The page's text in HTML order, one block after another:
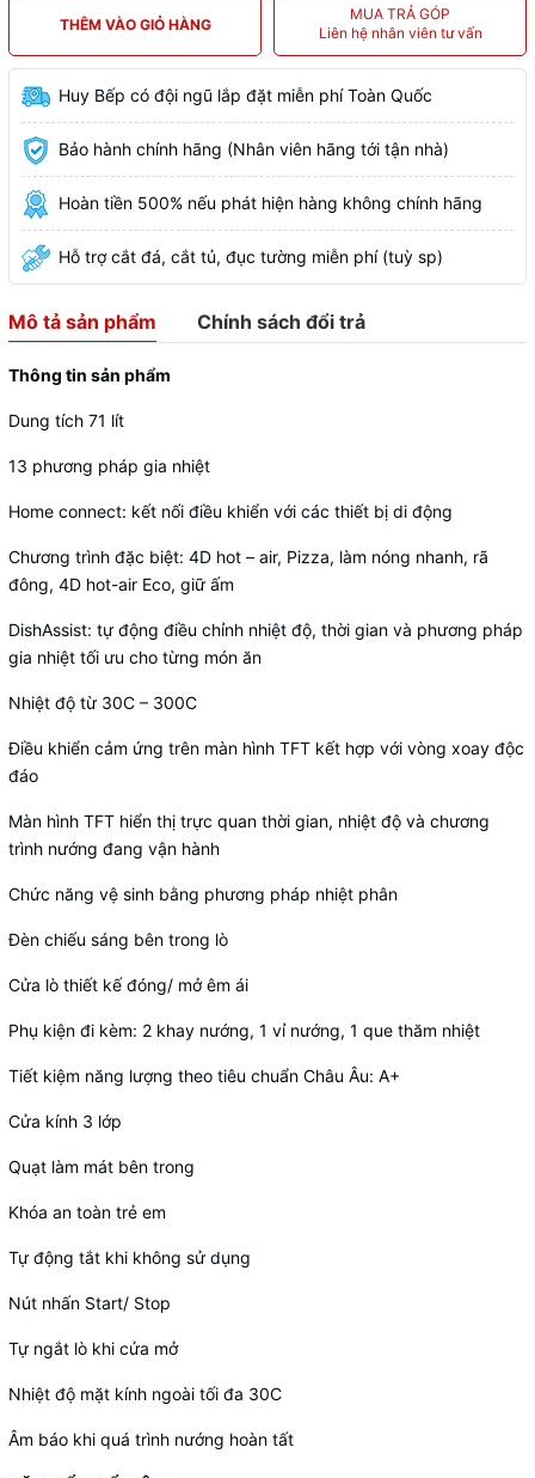
THÊM VÀO GIỎ HÀNG
MUA TRẢ GÓP
Liên hệ nhân viên tư vấn
Huy Bếp có đội ngũ lắp đặt miễn phí Toàn Quốc
Bảo hành chính hãng (Nhân viên hãng tới tận nhà)
Hoàn tiền 500% nếu phát hiện hàng không chính hãng
Hỗ trợ cắt đá, cắt tủ, đục tường miễn phí (tuỳ sp)
Mô tả sản phẩm Chính sách đổi trả
Thông tin sản phẩm
Dung tích 71 lít
13 phương pháp gia nhiệt
Home connect: kết nối điều khiển với các thiết bị di động
Chương trình đặc biệt: 4D hot – air, Pizza, làm nóng nhanh, rã
đông, 4D hot-air Eco, giữ ấm
DishAssist: tự động điều chỉnh nhiệt độ, thời gian và phương pháp
gia nhiệt tối ưu cho từng món ăn
Nhiệt độ từ 30C – 300C
Điều khiển cảm ứng trên màn hình TFT kết hợp với vòng xoay độc
đáo
Màn hình TFT hiển thị trực quan thời gian, nhiệt độ và chương
trình nướng đang vận hành
Chức năng vệ sinh bằng phương pháp nhiệt phân
Đèn chiếu sáng bên trong lò
Cửa lò thiết kế đóng/ mở êm ái
Phụ kiện đi kèm: 2 khay nướng, 1 vỉ nướng, 1 que thăm nhiệt
Tiết kiệm năng lượng theo tiêu chuẩn Châu Âu: A+
Cửa kính 3 lớp
Quạt làm mát bên trong
Khóa an toàn trẻ em
Tự động tắt khi không sử dụng
Nút nhấn Start/ Stop
Tự ngắt lò khi cửa mở
Nhiệt độ mặt kính ngoài tối đa 30C
Âm báo khi quá trình nướng hoàn tất